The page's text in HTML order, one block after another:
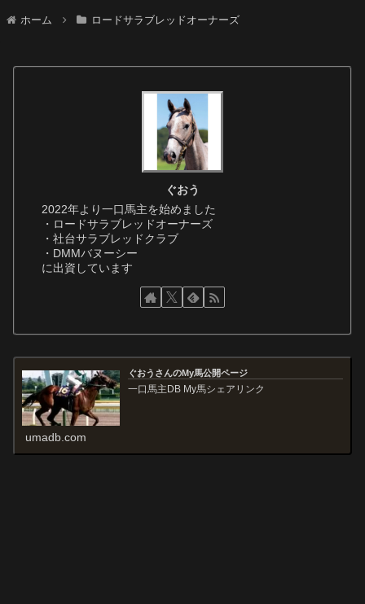
ホーム ロードサラブレッドオーナーズ
ぐおう
2022年より一口馬主を始めました
・ロードサラブレッドオーナーズ
・社台サラブレッドクラブ
・DMMバヌーシー
に出資しています
ぐおうさんのMy馬公開ページ
一口馬主DB My馬シェアリンク
umadb.com